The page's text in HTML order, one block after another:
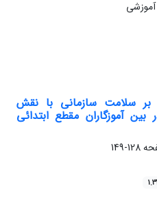
بر سلامت سازمانی با نقش
آموزگاران مقطع ابتدائی
128-149